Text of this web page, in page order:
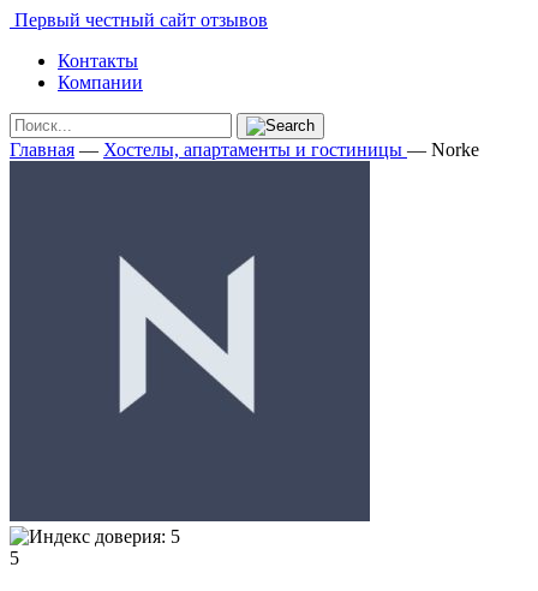
Первый честный сайт отзывов
Контакты
Компании
Главная — Хостелы, апартаменты и гостиницы — Norke
5